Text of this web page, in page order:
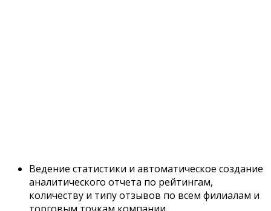
Ведение статистики и автоматическое создание
аналитического отчета по рейтингам,
количеству и типу отзывов по всем филиалам и